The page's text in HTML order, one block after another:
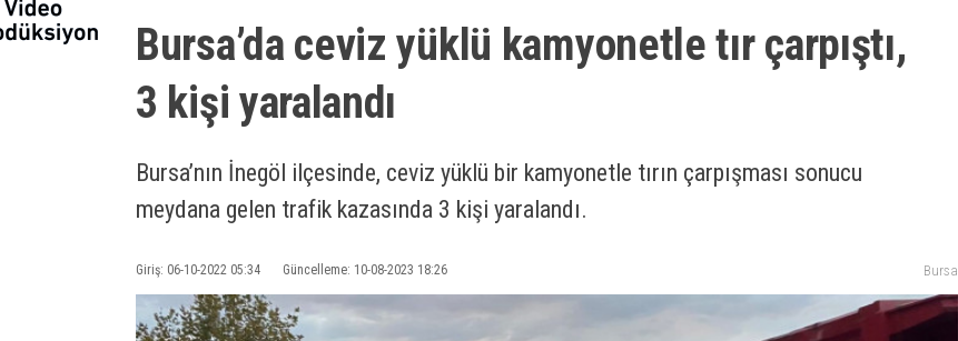
Bursa’da ceviz yüklü kamyonetle tır çarpıştı,
3 kişi yaralandı
Bursa’nın İnegöl ilçesinde, ceviz yüklü bir kamyonetle tırın çarpışması sonucu
meydana gelen trafik kazasında 3 kişi yaralandı.
Giriş: 06-10-2022 05:34 Güncelleme: 10-08-2023 18:26 Bursa